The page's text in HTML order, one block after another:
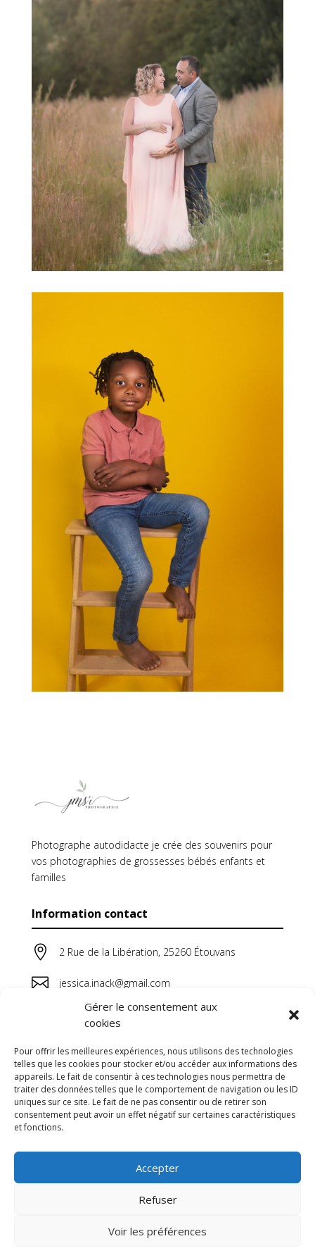
Gérer le consentement aux
cookies
Pour offrir les meilleures expériences, nous utilisons des technologies
telles que les cookies pour stocker et/ou accéder aux informations des
appareils. Le fait de consentir à ces technologies nous permettra de
traiter des données telles que le comportement de navigation ou les ID
uniques sur ce site. Le fait de ne pas consentir ou de retirer son
consentement peut avoir un effet négatif sur certaines caractéristiques
et fonctions.
Accepter
Refuser
Voir les préférences
Photographe autodidacte je crée des souvenirs pour
vos photographies de grossesses bébés enfants et
familles
Information contact
 2 Rue de la Libération, 25260 Étouvans
 jessica.inack@gmail.com
06 64 44 38 20
© 2026 M Development–Mentions légales